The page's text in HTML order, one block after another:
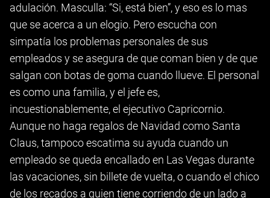
adulación. Masculla: “Si, está bien”, y eso es lo mas
que se acerca a un elogio. Pero escucha con
simpatía los problemas personales de sus
empleados y se asegura de que coman bien y de que
salgan con botas de goma cuando llueve. El personal
es como una familia, y el jefe es,
incuestionablemente, el ejecutivo Capricornio.
Aunque no haga regalos de Navidad como Santa
Claus, tampoco escatima su ayuda cuando un
empleado se queda encallado en Las Vegas durante
las vacaciones, sin billete de vuelta, o cuando el chico
de los recados a quien tiene corriendo de un lado a